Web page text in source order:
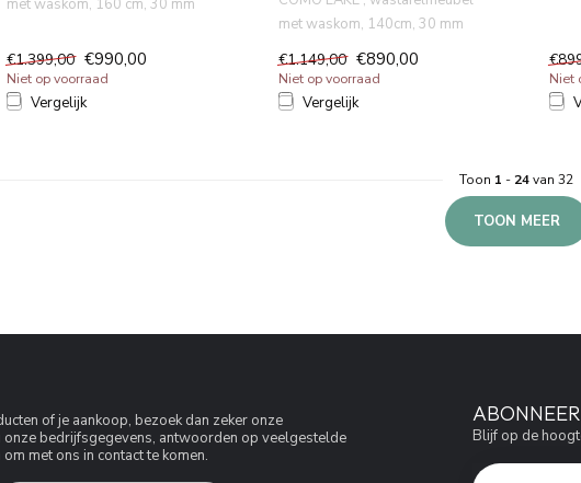
met waskom, 160 cm, 30 mm
€1.399,00 €990,00
Niet op voorraad
Vergelijk
met waskom, 140cm, 30 mm
MDF lichaam in 45 graden ve...
€1.149,00 €890,00
Niet op voorraad
Vergelijk
Niet
Toon 1 - 24van 32
TOON MEER
of je aankoop, bezoek dan zeker onze
onze bedrijfsgegevens, antwoorden op veelgestelde
met ons in contact te komen.
Blijf op de